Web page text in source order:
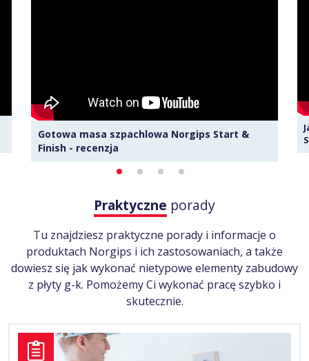
Gotowa masa szpachlowa Norgips Start &
Finish - recenzja
Praktyczne porady
Tu znajdziesz praktyczne porady i informacje o
produktach Norgips i ich zastosowaniach, a także
dowiesz się jak wykonać nietypowe elementy zabudowy
z płyty g-k. Pomożemy Ci wykonać pracę szybko i
skutecznie.